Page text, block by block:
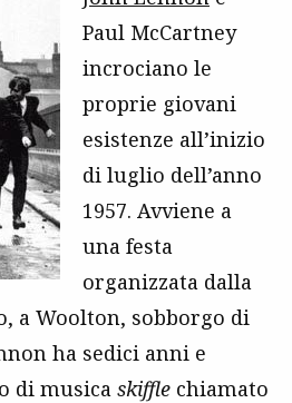
Paul McCartney
incrociano le
proprie giovani
esistenze all’inizio
di luglio dell’anno
1957. Avviene a
una festa
organizzata dalla
a Woolton, sobborgo di
ha sedici anni e
di musica skiffle chiamato